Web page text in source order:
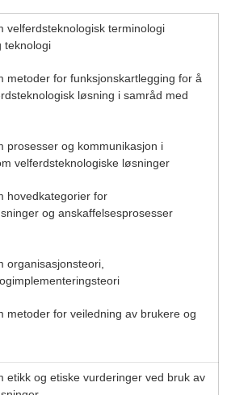
terminologi
teknologi
for funksjonskartlegging for å
løsning i samråd med
og kommunikasjon i
velferdsteknologiske løsninger
for
og anskaffelsesprosesser
for veiledning av brukere og
og etiske vurderinger ved bruk av